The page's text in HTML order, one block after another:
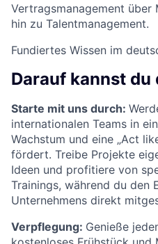
Vertragsmanagement
hin zu Talentmanagement.
Fundiertes Wissen im
Darauf kannst du
Starte mit uns durch:
internationalen Teams in
Wachstum und eine „Act
fördert. Treibe Projekte
Ideen und profitiere von
Trainings, während du den
Unternehmens direkt
Verpflegung: Genieße